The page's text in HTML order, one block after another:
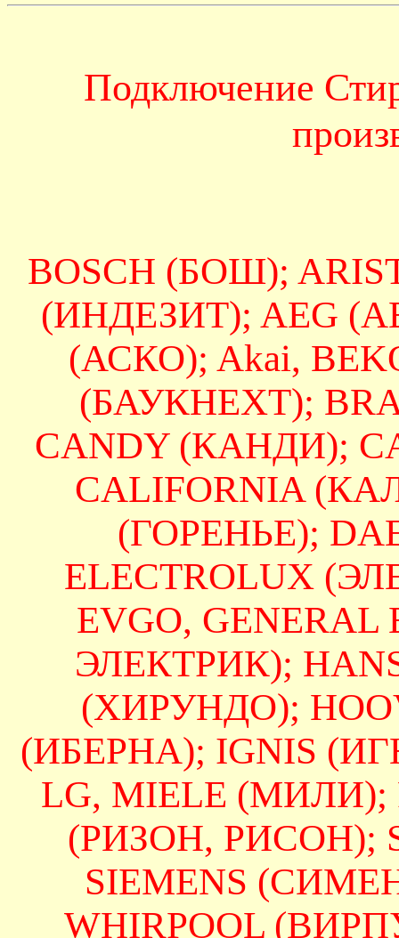
Подключение
BOSCH (БОШ);
(ИНДЕЗИТ); AEG
(АСКО); Akai,
(БАУКНЕХТ);
CANDY (КАНДИ);
CALIFORNIA
(ГОРЕНЬЕ);
ELECTROLUX
EVGO,
ЭЛЕКТРИК);
(ХИРУНДО);
(ИБЕРНА); IGNIS
LG, MIELE (МИЛИ);
(РИЗОН, РИСОН);
SIEMENS
WHIRPOOL